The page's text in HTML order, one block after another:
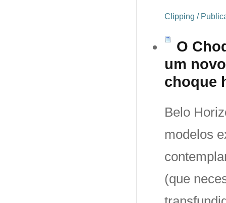
Clipping /
O
um
choque
Belo
modelos
(que